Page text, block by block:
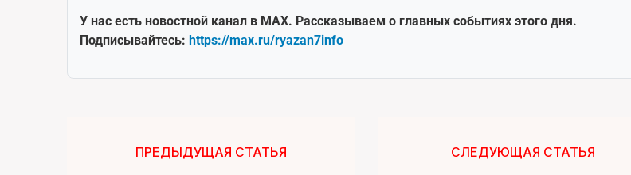
У нас есть новостной канал в MAX. Рассказываем о главных событиях этого дня.
Подписывайтесь: https://max.ru/ryazan7info
ПРЕДЫДУЩАЯ СТАТЬЯ СЛЕДУЮЩАЯ СТАТЬЯ